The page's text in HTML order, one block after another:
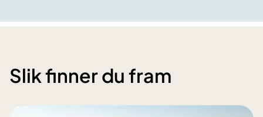
Slik finner du fram